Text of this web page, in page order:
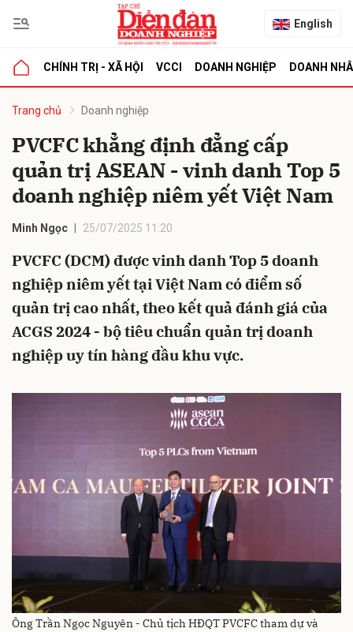
English
CHÍNH TRỊ - XÃ HỘI VCCI DOANH NGHIỆP DOANH
Trang chủ Doanh nghiệp
PVCFC khẳng định đẳng cấp
quản trị ASEAN - vinh danh Top 5
doanh nghiệp niêm yết Việt Nam
Minh Ngọc 25/07/2025 11:20
PVCFC (DCM) được vinh danh Top 5 doanh
nghiệp niêm yết tại Việt Nam có điểm số
quản trị cao nhất, theo kết quả đánh giá của
ACGS 2024 - bộ tiêu chuẩn quản trị doanh
nghiệp uy tín hàng đầu khu vực.
Ông Trần Ngọc Nguyên - Chủ tịch HĐQT PVCFC tham dự và
luận
Hủy